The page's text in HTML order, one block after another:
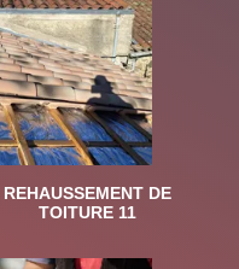
REHAUSSEMENT DE
TOITURE 11